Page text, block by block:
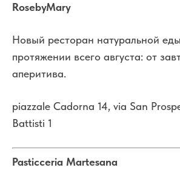
RosebyMary
Новый ресторан натуральной
протяжении всего августа: от
аперитива.
piazzale Cadorna 14, via San
Battisti 1
Pasticceria Martesana